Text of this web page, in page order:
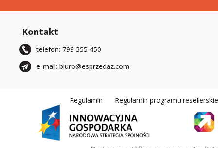
Kontakt
telefon: 799 355 450
e-mail: biuro@esprzedaz.com
Regulamin Regulamin programu